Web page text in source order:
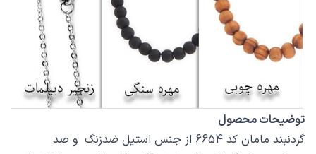
توضیحات محصول
گردنبند مامان کد 6654 از جنس استیل ضدزنگ و ضد